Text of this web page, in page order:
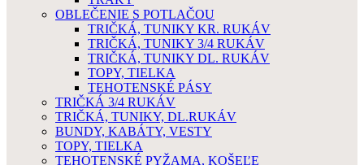
OBLEČENIE S POTLAČOU
TRIČKÁ, TUNIKY KR. RUKÁV
TRIČKÁ, TUNIKY 3/4 RUKÁV
TRIČKÁ, TUNIKY DL. RUKÁV
TOPY, TIELKA
TEHOTENSKÉ PÁSY
TRIČKÁ 3/4 RUKÁV
TRIČKÁ, TUNIKY, DL.RUKÁV
BUNDY, KABÁTY, VESTY
TOPY, TIELKA
TEHOTENSKÉ PYŽAMA, KOŠEĽE